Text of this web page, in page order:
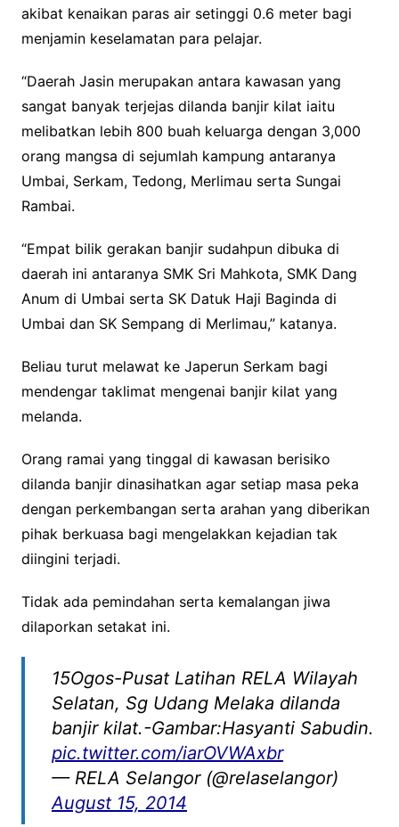
akibat kenaikan paras air setinggi 0.6 meter bagi
menjamin keselamatan para pelajar.
“Daerah Jasin merupakan antara kawasan yang
sangat banyak terjejas dilanda banjir kilat iaitu
melibatkan lebih 800 buah keluarga dengan 3,000
orang mangsa di sejumlah kampung antaranya
Umbai, Serkam, Tedong, Merlimau serta Sungai
Rambai.
“Empat bilik gerakan banjir sudahpun dibuka di
daerah ini antaranya SMK Sri Mahkota, SMK Dang
Anum di Umbai serta SK Datuk Haji Baginda di
Umbai dan SK Sempang di Merlimau,” katanya.
Beliau turut melawat ke Japerun Serkam bagi
mendengar taklimat mengenai banjir kilat yang
melanda.
Orang ramai yang tinggal di kawasan berisiko
dilanda banjir dinasihatkan agar setiap masa peka
dengan perkembangan serta arahan yang diberikan
pihak berkuasa bagi mengelakkan kejadian tak
diingini terjadi.
Tidak ada pemindahan serta kemalangan jiwa
dilaporkan setakat ini.
15Ogos-Pusat Latihan RELA Wilayah
Selatan, Sg Udang Melaka dilanda
banjir kilat.-Gambar:Hasyanti Sabudin.
pic.twitter.com/iarOVWAxbr
— RELA Selangor (@relaselangor)
August 15, 2014